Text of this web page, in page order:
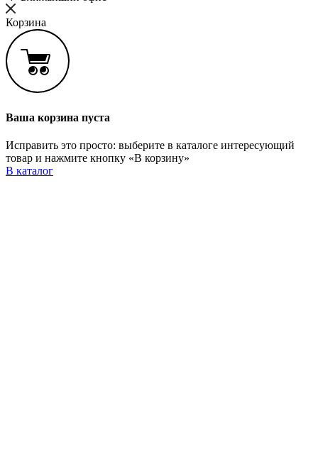
Корзина
Ваша корзина пуста
Исправить это просто: выберите в каталоге интересующий
товар и нажмите кнопку «В корзину»
В каталог